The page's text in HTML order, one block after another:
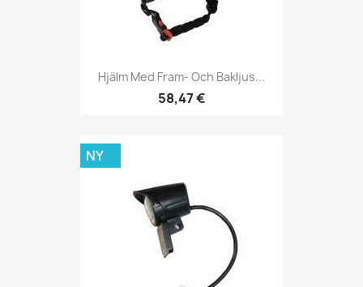
Hjälm Med Fram- Och Bakljus...
58,47 €
NY